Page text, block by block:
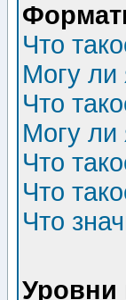
Что
Могу ли
Что
Могу ли
Что
Что
Что
Уровни